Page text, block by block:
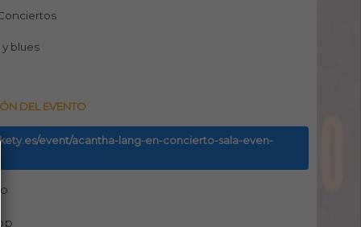
y blues
DEL EVENTO
event/acantha-lang-en-concierto-sala-even-